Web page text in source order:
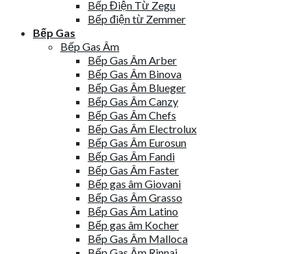
Bếp Điện Từ Zegu
Bếp điện từ Zemmer
Bếp Gas
Bếp Gas Âm
Bếp Gas Âm Arber
Bếp Gas Âm Binova
Bếp Gas Âm Blueger
Bếp Gas Âm Canzy
Bếp Gas Âm Chefs
Bếp Gas Âm Electrolux
Bếp Gas Âm Eurosun
Bếp Gas Âm Fandi
Bếp Gas Âm Faster
Bếp gas âm Giovani
Bếp Gas Âm Grasso
Bếp Gas Âm Latino
Bếp gas âm Kocher
Bếp Gas Âm Malloca